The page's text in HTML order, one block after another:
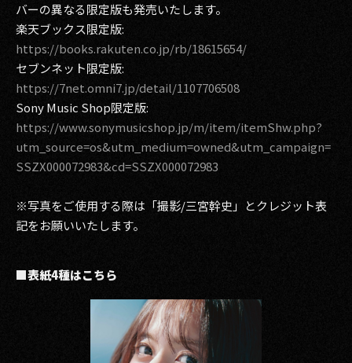
バーの異なる限定版も発売いたします。
楽天ブックス限定版:
https://books.rakuten.co.jp/rb/18615654/
セブンネット限定版:
https://7net.omni7.jp/detail/1107706508
Sony Music Shop限定版:
https://www.sonymusicshop.jp/m/item/itemShw.php?
utm_source=os&utm_medium=owned&utm_campaign=
SSZX000072983&cd=SSZX000072983
※写真をご使用する際は「撮影/三宮幹史」とクレジット表
記をお願いいたします。
■表紙4種はこちら